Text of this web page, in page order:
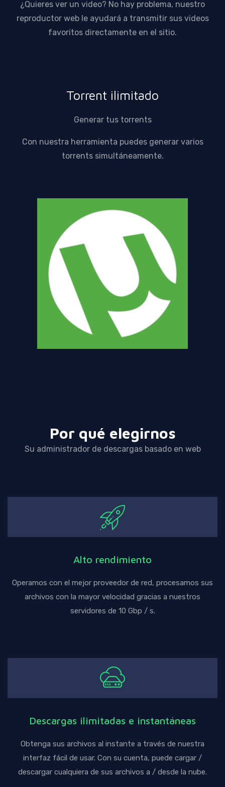
¿Quieres ver un video? No hay problema, nuestro
reproductor web le ayudará a transmitir sus videos
favoritos directamente en el sitio.
Torrent ilimitado
Generar tus torrents
Con nuestra herramienta puedes generar varios
torrents simultáneamente.
Por qué elegirnos
Su administrador de descargas basado en web
Alto rendimiento
Operamos con el mejor proveedor de red, procesamos sus
archivos con la mayor velocidad gracias a nuestros
servidores de 10 Gbp / s.
Descargas ilimitadas e instantáneas
Obtenga sus archivos al instante a través de nuestra
interfaz fácil de usar. Con su cuenta, puede cargar /
descargar cualquiera de sus archivos a / desde la nube.